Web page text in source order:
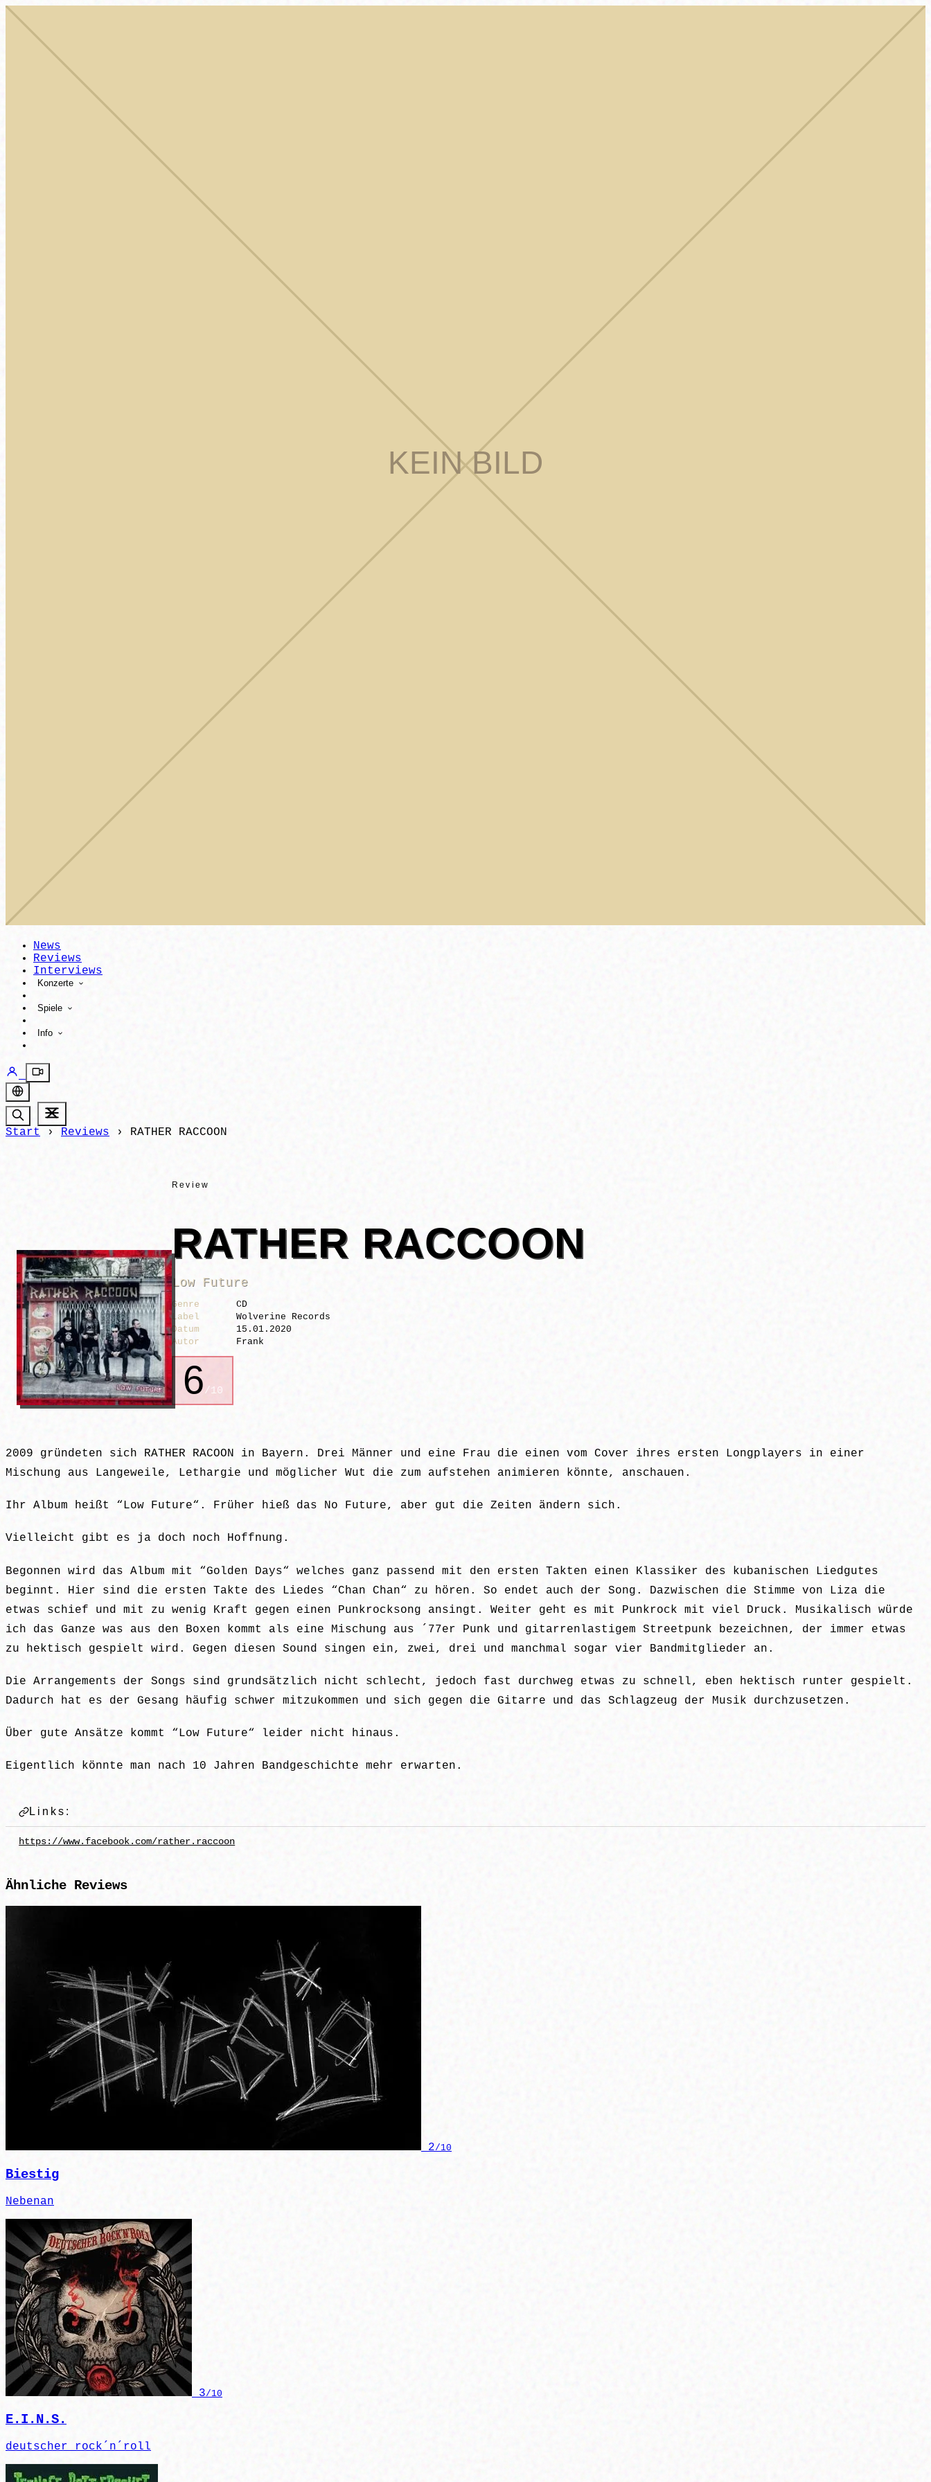
News
Reviews
Interviews
Konzerte
Spiele
Info
Start › Reviews › RATHER RACCOON
Review
RATHER RACCOON
Low Future
Genre
CD
Label
Wolverine Records
Datum
15.01.2020
Autor
Frank
6/10
2009 gründeten sich RATHER RACOON in Bayern. Drei Männer und eine Frau die einen vom Cover ihres ersten Longplayers in einer
Mischung aus Langeweile, Lethargie und möglicher Wut die zum aufstehen animieren könnte, anschauen.
Ihr Album heißt “Low Future“. Früher hieß das No Future, aber gut die Zeiten ändern sich.
Vielleicht gibt es ja doch noch Hoffnung.
Begonnen wird das Album mit “Golden Days“ welches ganz passend mit den ersten Takten einen Klassiker des kubanischen Liedgutes
beginnt. Hier sind die ersten Takte des Liedes “Chan Chan“ zu hören. So endet auch der Song. Dazwischen die Stimme von Liza die
etwas schief und mit zu wenig Kraft gegen einen Punkrocksong ansingt. Weiter geht es mit Punkrock mit viel Druck. Musikalisch würde
ich das Ganze was aus den Boxen kommt als eine Mischung aus ´77er Punk und gitarrenlastigem Streetpunk bezeichnen, der immer etwas
zu hektisch gespielt wird. Gegen diesen Sound singen ein, zwei, drei und manchmal sogar vier Bandmitglieder an.
Die Arrangements der Songs sind grundsätzlich nicht schlecht, jedoch fast durchweg etwas zu schnell, eben hektisch runter gespielt.
Dadurch hat es der Gesang häufig schwer mitzukommen und sich gegen die Gitarre und das Schlagzeug der Musik durchzusetzen.
Über gute Ansätze kommt “Low Future“ leider nicht hinaus.
Eigentlich könnte man nach 10 Jahren Bandgeschichte mehr erwarten.
Links:
https://www.facebook.com/rather.raccoon
Ähnliche Reviews
2/10
Biestig
Nebenan
3/10
E.I.N.S.
deutscher rock´n´roll